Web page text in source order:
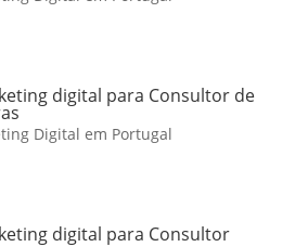
digital para Consultor de
Digital em Portugal
digital para Consultor